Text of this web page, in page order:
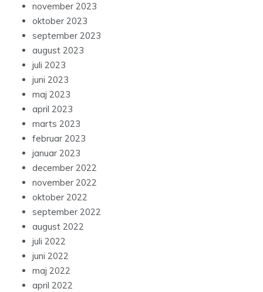
november 2023
oktober 2023
september 2023
august 2023
juli 2023
juni 2023
maj 2023
april 2023
marts 2023
februar 2023
januar 2023
december 2022
november 2022
oktober 2022
september 2022
august 2022
juli 2022
juni 2022
maj 2022
april 2022